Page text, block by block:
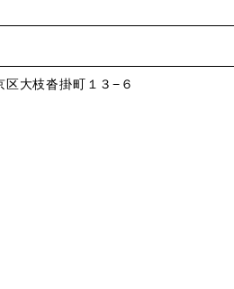
大枝沓掛町１３−６